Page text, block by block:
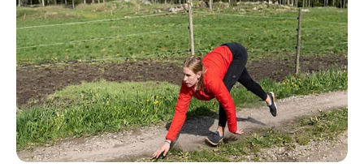
Η Ρωσία κινητοποίησε το πυρηνικό
υποβρύχιο «K-329 Belgorod» για να
δοκιμάσει την...
Δευτέρα, 3 Οκτωβρίου 2022, 12:38
Η Ρωσία κινητοποίησε το πυρηνικό...